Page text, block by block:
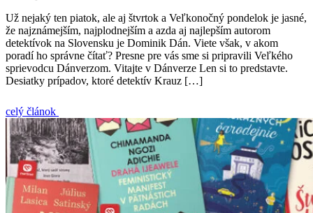
Už nejaký ten piatok, ale aj štvrtok a Veľkonočný pondelok je jasné,
že najznámejším, najplodnejším a azda aj najlepším autorom
detektívok na Slovensku je Dominik Dán. Viete však, v akom
poradí ho správne čítať? Presne pre vás sme si pripravili Veľkého
sprievodcu Dánverzom. Vitajte v Dánverze Len si to predstavte.
Desiatky prípadov, ktoré detektív Krauz […]
celý článok